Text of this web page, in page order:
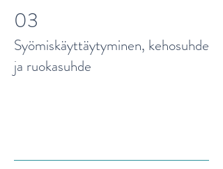
03
Syömiskäyttäytyminen, kehosuhde
ja ruokasuhde